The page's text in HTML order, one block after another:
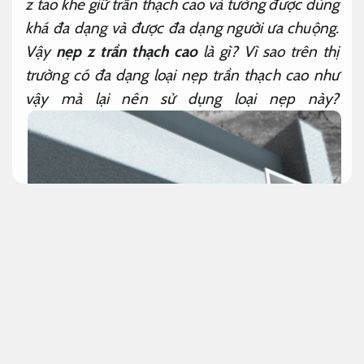
z tao khe giữ trần thạch cao và tường được dùng
khá đa dạng và được đa dạng người ưa chuộng.
Vậy nẹp z trần thạch caolà gì? Vì sao trên thị
trường có đa dạng loại nẹp trần thạch cao như
vậy mà lại nên sử dụng loại nẹp này?